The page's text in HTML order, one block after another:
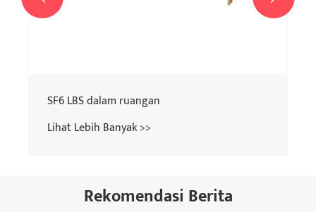
SF6 LBS dalam ruangan
Lihat Lebih Banyak >>
Rekomendasi Berita